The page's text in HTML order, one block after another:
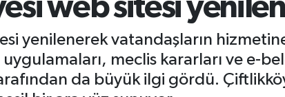
web sitesi
yenilenerek vatandaşların
meclis kararları ve e-
da büyük ilgi gördü.